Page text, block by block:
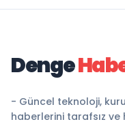
Denge
- Güncel teknoloji,
haberlerini tarafsız ve